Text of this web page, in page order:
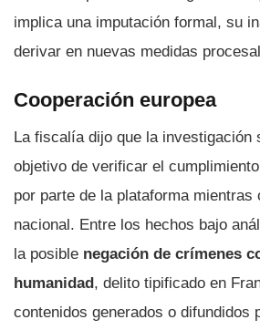
implica una imputación formal, su
derivar en nuevas medidas
Cooperación europea
La fiscalía dijo que la investigación
objetivo de verificar el
por parte de la plataforma mientras
nacional. Entre los hechos bajo
la posible negación de crímenes
humanidad , delito tipificado en
contenidos generados o difundidos